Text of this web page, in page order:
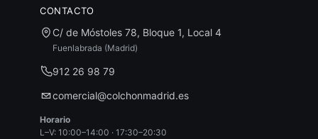
CONTACTO
C/ de Móstoles 78, Bloque 1, Local 4
Fuenlabrada (Madrid)
912 26 98 79
comercial@colchonmadrid.es
Horario
L–V: 10:00–14:00 · 17:30–20:30